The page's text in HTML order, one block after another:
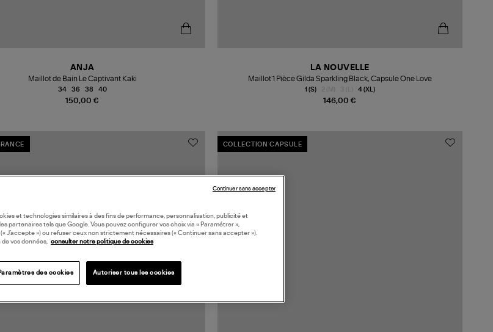
150,00 €
ANJA
Maillot de Bain Le Captivant Kaki
34 36 38 40
146,00 €
LA NOUVELLE
Maillot 1 Pièce Gilda Sparkling Black, Capsule One Love
1 (S) 4 (XL)
COLLECTION CAPSULE
et technologies similaires à des fins de performance, personnalisation, publicité et
partenaires tels que Google. Vous pouvez configurer vos choix via « Paramétrer »,
J’accepte ») ou refuser ceux non strictement nécessaires (« Continuer sans accepter »).
de vos données, consulter notre politique de cookies
des cookies Autoriser tous les cookies
Continuer sans accepter